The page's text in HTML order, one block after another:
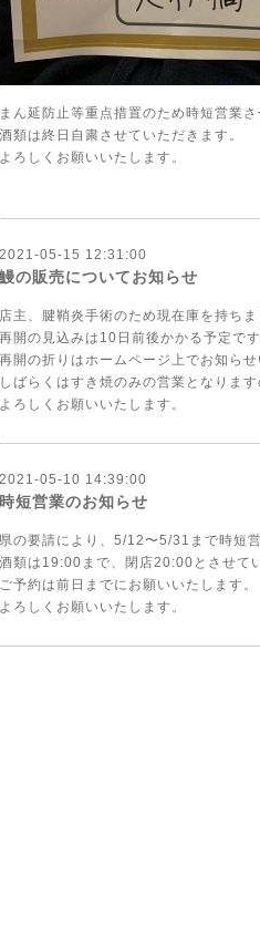
まん延防止等重点措置のため時短営業さ
酒類は終日自粛させていただきます。
よろしくお願いいたします。
2021-05-15 12:31:00
鰻の販売についてお知らせ
店主、腱鞘炎手術のため現在庫を持ち
再開の見込みは10日前後かかる予定です
再開の折りはホームページ上でお知らせ
しばらくはすき焼のみの営業となりま
よろしくお願いいたします。
2021-05-10 14:39:00
時短営業のお知らせ
県の要請により、5/12〜5/31まで時短
酒類は19:00まで、閉店20:00とさせて
ご予約は前日までにお願いいたします。
よろしくお願いいたします。